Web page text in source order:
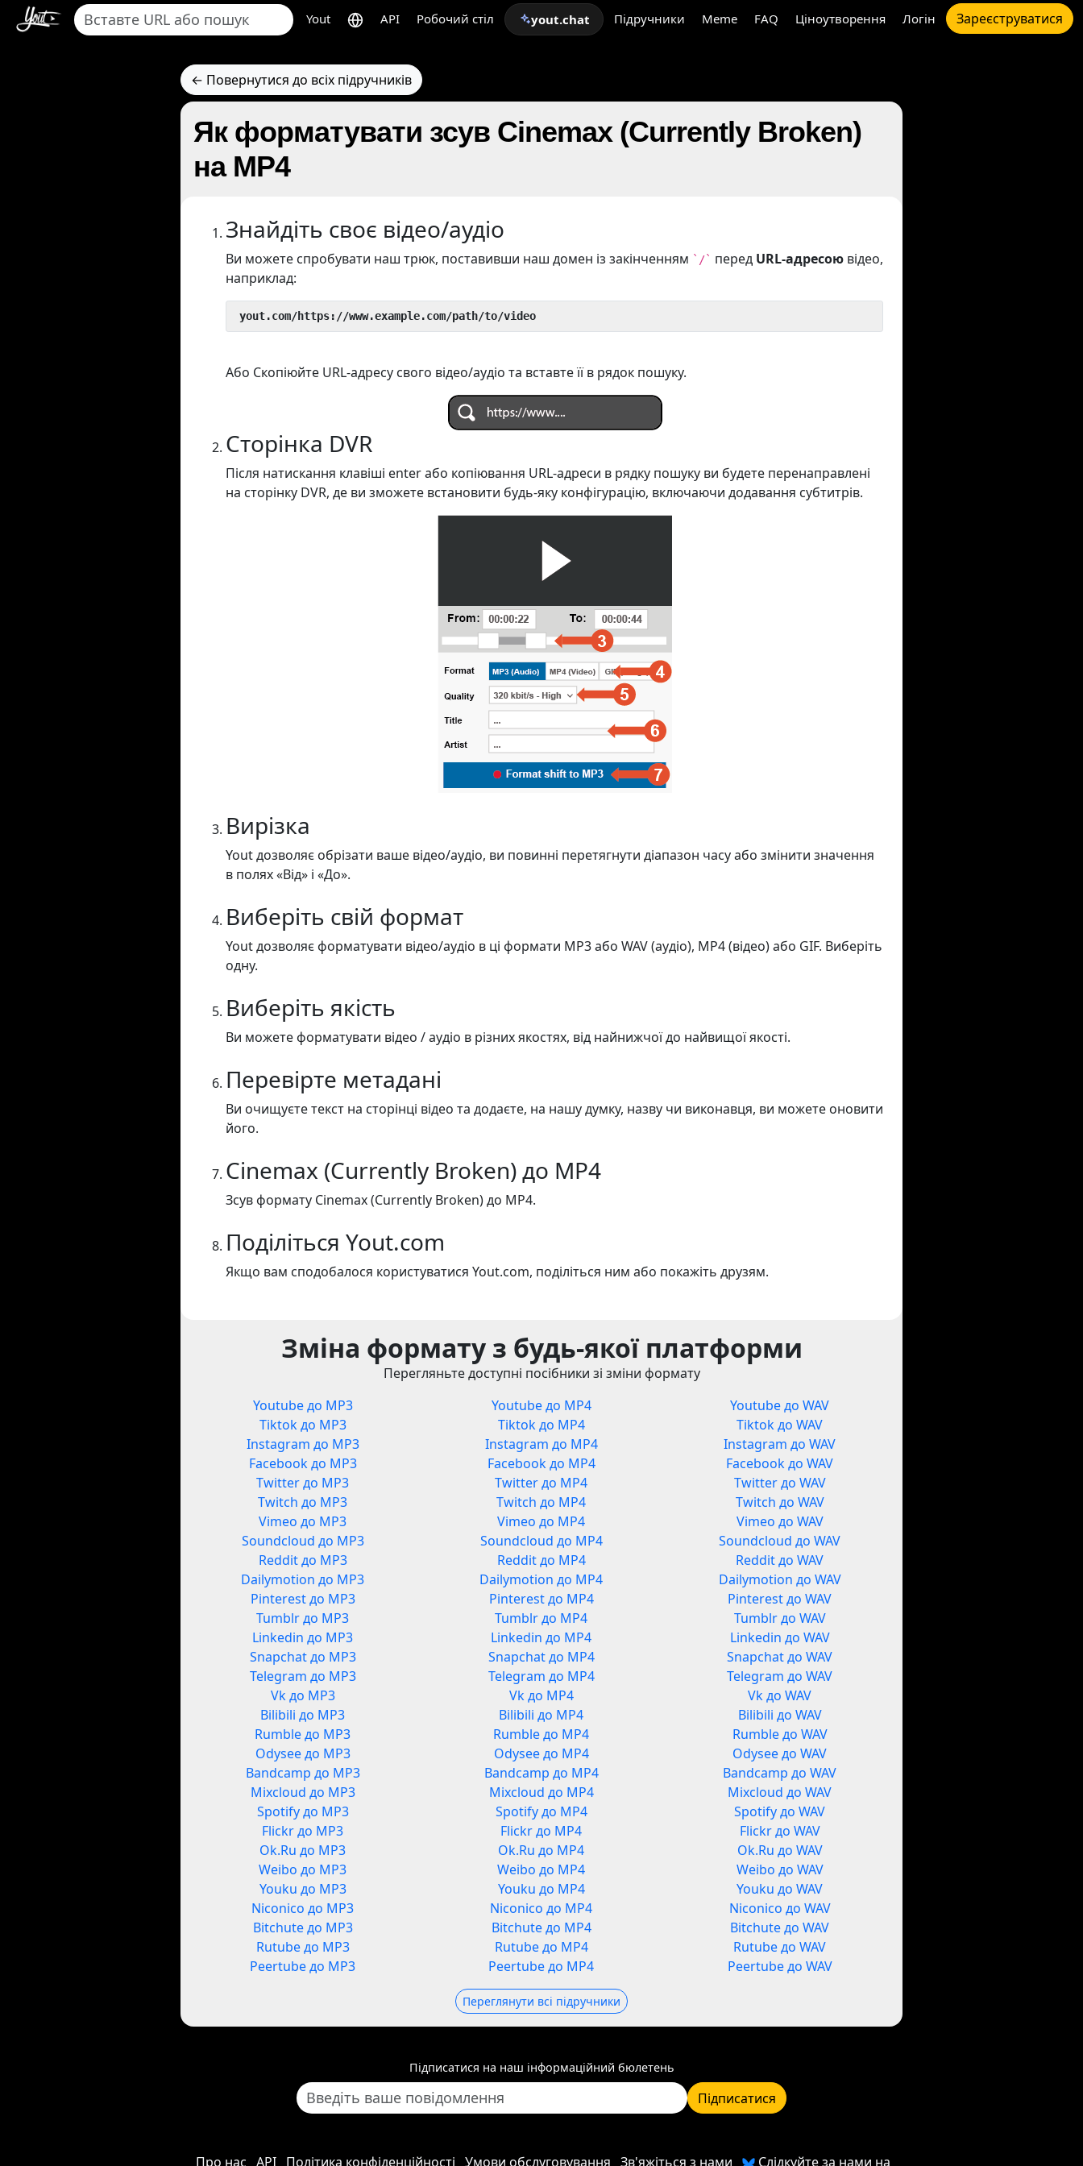
Yout API Робочий стіл yout.chat Підручники Meme FAQ Ціноутворення Логін Зареєструватися
← Повернутися до всіх підручників
Як форматувати зсув Cinemax (Currently Broken)
на MP4
Знайдіть своє відео/аудіо
Ви можете спробувати наш трюк, поставивши наш домен із закінченням `/` перед URL-адресою відео,
наприклад:
yout.com/https://www.example.com/path/to/video
Або Скопіюйте URL-адресу свого відео/аудіо та вставте її в рядок пошуку.
Сторінка DVR
Після натискання клавіші enter або копіювання URL-адреси в рядку пошуку ви будете перенаправлені
на сторінку DVR, де ви зможете встановити будь-яку конфігурацію, включаючи додавання субтитрів.
Вирізка
Yout дозволяє обрізати ваше відео/аудіо, ви повинні перетягнути діапазон часу або змінити значення
в полях «Від» і «До».
Виберіть свій формат
Yout дозволяє форматувати відео/аудіо в ці формати MP3 або WAV (аудіо), MP4 (відео) або GIF. Виберіть
одну.
Виберіть якість
Ви можете форматувати відео / аудіо в різних якостях, від найнижчої до найвищої якості.
Перевірте метадані
Ви очищуєте текст на сторінці відео та додаєте, на нашу думку, назву чи виконавця, ви можете оновити
його.
Cinemax (Currently Broken) до MP4
Зсув формату Cinemax (Currently Broken) до MP4.
Поділіться Yout.com
Якщо вам сподобалося користуватися Yout.com, поділіться ним або покажіть друзям.
Зміна формату з будь-якої платформи
Перегляньте доступні посібники зі зміни формату
Youtube до MP3
Tiktok до MP3
Instagram до MP3
Facebook до MP3
Twitter до MP3
Twitch до MP3
Vimeo до MP3
Soundcloud до MP3
Reddit до MP3
Dailymotion до MP3
Pinterest до MP3
Tumblr до MP3
Linkedin до MP3
Snapchat до MP3
Telegram до MP3
Vk до MP3
Bilibili до MP3
Rumble до MP3
Odysee до MP3
Bandcamp до MP3
Mixcloud до MP3
Spotify до MP3
Flickr до MP3
Ok.Ru до MP3
Weibo до MP3
Youku до MP3
Niconico до MP3
Bitchute до MP3
Rutube до MP3
Peertube до MP3
Youtube до MP4
Tiktok до MP4
Instagram до MP4
Facebook до MP4
Twitter до MP4
Twitch до MP4
Vimeo до MP4
Soundcloud до MP4
Reddit до MP4
Dailymotion до MP4
Pinterest до MP4
Tumblr до MP4
Linkedin до MP4
Snapchat до MP4
Telegram до MP4
Vk до MP4
Bilibili до MP4
Rumble до MP4
Odysee до MP4
Bandcamp до MP4
Mixcloud до MP4
Spotify до MP4
Flickr до MP4
Ok.Ru до MP4
Weibo до MP4
Youku до MP4
Niconico до MP4
Bitchute до MP4
Rutube до MP4
Peertube до MP4
Youtube до WAV
Tiktok до WAV
Instagram до WAV
Facebook до WAV
Twitter до WAV
Twitch до WAV
Vimeo до WAV
Soundcloud до WAV
Reddit до WAV
Dailymotion до WAV
Pinterest до WAV
Tumblr до WAV
Linkedin до WAV
Snapchat до WAV
Telegram до WAV
Vk до WAV
Bilibili до WAV
Rumble до WAV
Odysee до WAV
Bandcamp до WAV
Mixcloud до WAV
Spotify до WAV
Flickr до WAV
Ok.Ru до WAV
Weibo до WAV
Youku до WAV
Niconico до WAV
Bitchute до WAV
Rutube до WAV
Peertube до WAV
Переглянути всі підручники
Підписатися на наш інформаційний бюлетень
Підписатися
Про нас API Політика конфіденційності Умови обслуговування Зв'яжіться з нами Слідкуйте за нами на